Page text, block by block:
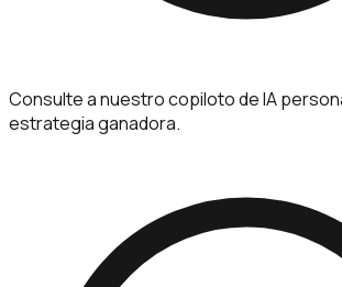
Consulte a nuestro copiloto de IA
estrategia ganadora.